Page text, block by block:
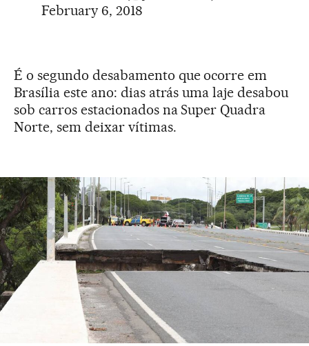
February 6, 2018
É o segundo desabamento que ocorre em
Brasília este ano: dias atrás uma laje desabou
sob carros estacionados na Super Quadra
Norte, sem deixar vítimas.